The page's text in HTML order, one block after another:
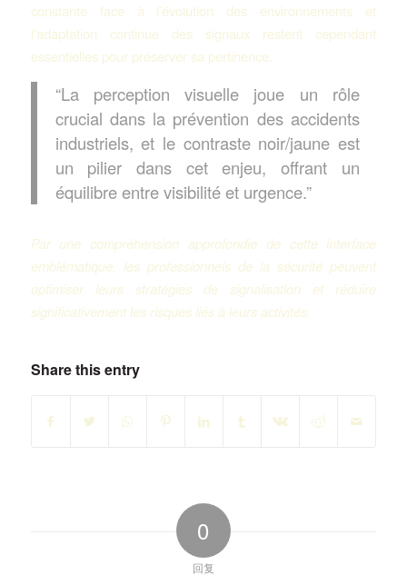
constante face à l’évolution des environnements et
l’adaptation continue des signaux restent cependant
essentielles pour préserver sa pertinence.
“La perception visuelle joue un rôle
crucial dans la prévention des accidents
industriels, et le contraste noir/jaune est
un pilier dans cet enjeu, offrant un
équilibre entre visibilité et urgence.”
Par une compréhension approfondie de cette interface
emblématique, les professionnels de la sécurité peuvent
optimiser leurs stratégies de signalisation et réduire
significativement les risques liés à leurs activités.
Share this entry
0
回复